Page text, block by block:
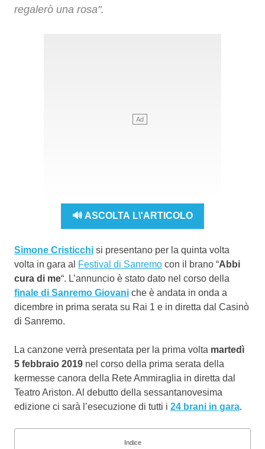
regalerò una rosa".
🔊 ASCOLTA L\'ARTICOLO
Simone Cristicchi si presentano per la quinta volta
volta in gara al
Festival di Sanremo con il brano “Abbi
cura di me“. L’annuncio è stato dato nel corso della
finale di Sanremo Giovani che è andata in onda a
dicembre in prima serata su Rai 1 e in diretta dal Casinò
di Sanremo.
La canzone verrà presentata per la prima volta martedì
5 febbraio 2019 nel corso della prima serata della
kermesse canora della Rete Ammiraglia in diretta dal
Teatro Ariston. Al debutto della sessantanovesima
edizione ci sarà l’esecuzione di tutti i 24 brani in gara.
Indice